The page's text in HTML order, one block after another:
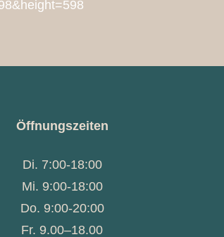
Öffnungszeiten
Di. 7:00-18:00
Mi. 9:00-18:00
Do. 9:00-20:00
Fr. 9.00–18.00